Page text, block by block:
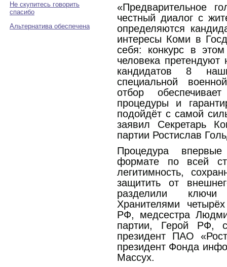
Не скупитесь говорить
спасибо
Альтернатива обеспечена
«Предварительное
честный диалог с
определяются
интересы Коми в
себя: конкурс в
человека
кандидатов 8
специальной
отбор
процедуры и
подойдёт с самой
заявил Секретарь
партии Ростислав
Процедура
формате по всей
легитимность,
защитить от
разделили ключи
Хранителями
РФ, медсестра
партии, Герой РФ,
президент ПАО
президент Фонда
Массух.